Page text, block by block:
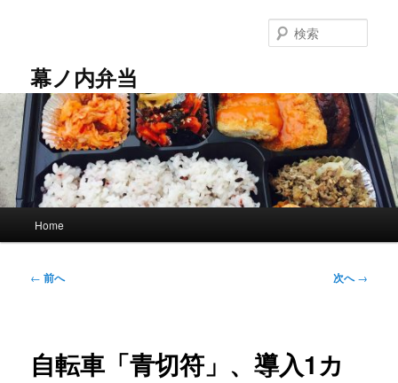
テ
ン
へ
移
動
幕ノ内弁当
索
Home
投
ゲ
ー
← 前へ 次へ→
自転車「青切符」、導入1カ